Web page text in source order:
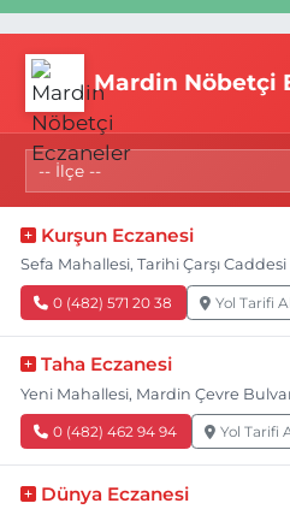
Mardin Nöbetçi
Kurşun Eczanesi
Sefa Mahallesi, Tarihi Çarşı
0 (482) 571 20 38 Yol Tarifi Al
Taha Eczanesi
Yeni Mahallesi, Mardin Çevre
0 (482) 462 94 94 Yol Tarifi
Dünya Eczanesi